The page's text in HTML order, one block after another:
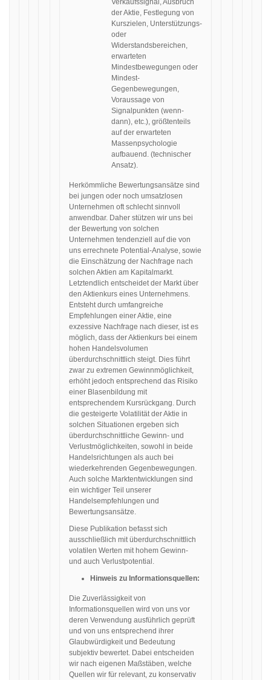
Verkaufssignal, Ausbruch
der Aktie, Festlegung von
Kurszielen, Unterstützungs-
oder
Widerstandsbereichen,
erwarteten
Mindestbewegungen oder
Mindest-
Gegenbewegungen,
Voraussage von
Signalpunkten (wenn-
dann), etc.), größtenteils
auf der erwarteten
Massenpsychologie
aufbauend. (technischer
Ansatz).
Herkömmliche Bewertungsansätze sind
bei jungen oder noch umsatzlosen
Unternehmen oft schlecht sinnvoll
anwendbar. Daher stützen wir uns bei
der Bewertung von solchen
Unternehmen tendenziell auf die von
uns errechnete Potential-Analyse, sowie
die Einschätzung der Nachfrage nach
solchen Aktien am Kapitalmarkt.
Letztendlich entscheidet der Markt über
den Aktienkurs eines Unternehmens.
Entsteht durch umfangreiche
Empfehlungen einer Aktie, eine
exzessive Nachfrage nach dieser, ist es
möglich, dass der Aktienkurs bei einem
hohen Handelsvolumen
überdurchschnittlich steigt. Dies führt
zwar zu extremen Gewinnmöglichkeit,
erhöht jedoch entsprechend das Risiko
einer Blasenbildung mit
entsprechendem Kursrückgang. Durch
die gesteigerte Volatilität der Aktie in
solchen Situationen ergeben sich
überdurchschnittliche Gewinn- und
Verlustmöglichkeiten, sowohl in beide
Handelsrichtungen als auch bei
wiederkehrenden Gegenbewegungen.
Auch solche Marktentwicklungen sind
ein wichtiger Teil unserer
Handelsempfehlungen und
Bewertungsansätze.
Diese Publikation befasst sich
ausschließlich mit überdurchschnittlich
volatilen Werten mit hohem Gewinn-
und auch Verlustpotential.
Hinweis zu Informationsquellen:
Die Zuverlässigkeit von
Informationsquellen wird von uns vor
deren Verwendung ausführlich geprüft
und von uns entsprechend ihrer
Glaubwürdigkeit und Bedeutung
subjektiv bewertet. Dabei entscheiden
wir nach eigenen Maßstäben, welche
Quellen wir für relevant, zu konservativ